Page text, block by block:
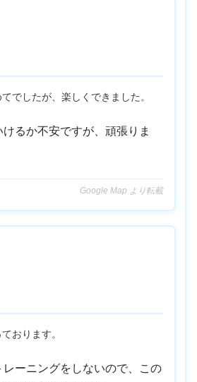
でしたが、楽しくできました。
るか不安ですが、頑張りま
Google Map より転載
おります。
ーニングをしないので、この